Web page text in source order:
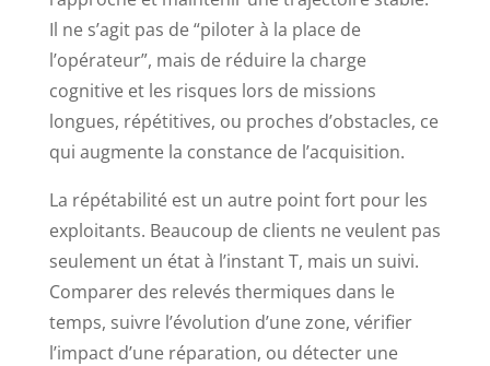
Il ne s’agit pas de “piloter à la place de
l’opérateur”, mais de réduire la charge
cognitive et les risques lors de missions
longues, répétitives, ou proches d’obstacles, ce
qui augmente la constance de l’acquisition.
La répétabilité est un autre point fort pour les
exploitants. Beaucoup de clients ne veulent pas
seulement un état à l’instant T, mais un suivi.
Comparer des relevés thermiques dans le
temps, suivre l’évolution d’une zone, vérifier
l’impact d’une réparation, ou détecter une